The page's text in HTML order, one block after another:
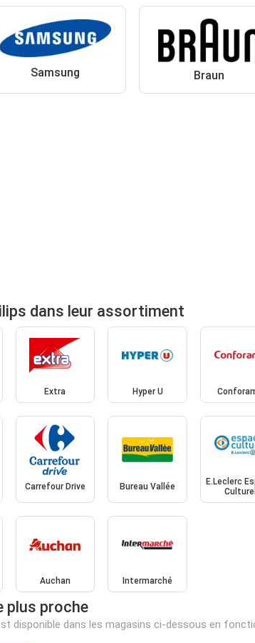
Samsung Braun
dans leur assortiment
Extra Hyper U
Carrefour Drive Bureau Vallée
E.Leclerc
Culturel
Auchan Intermarché
plus proche
disponible dans les magasins ci-dessous en